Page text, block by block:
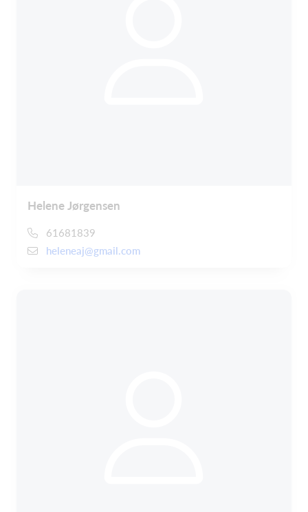
Helene Jørgensen
61681839
heleneaj@gmail.com